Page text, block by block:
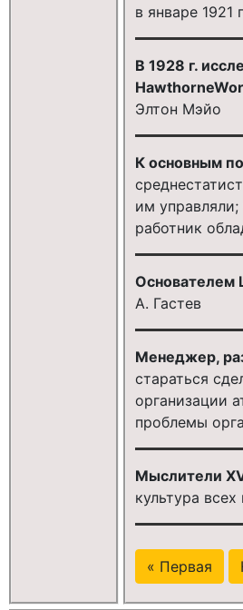
в январе 1921
В 1928 г.
Элтон Мэйо
К основным
им управляли;
работник
Основателем
A. Гастев
Менеджер,
стараться
организации
проблемы
Мыслители
культура
« Первая